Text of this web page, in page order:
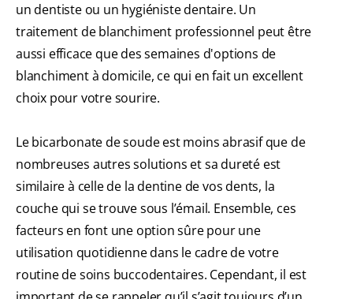
un dentiste ou un hygiéniste dentaire. Un
traitement de blanchiment professionnel peut être
aussi efficace que des semaines d'options de
blanchiment à domicile, ce qui en fait un excellent
choix pour votre sourire.
Le bicarbonate de soude est moins abrasif que de
nombreuses autres solutions et sa dureté est
similaire à celle de la dentine de vos dents, la
couche qui se trouve sous l’émail. Ensemble, ces
facteurs en font une option sûre pour une
utilisation quotidienne dans le cadre de votre
routine de soins buccodentaires. Cependant, il est